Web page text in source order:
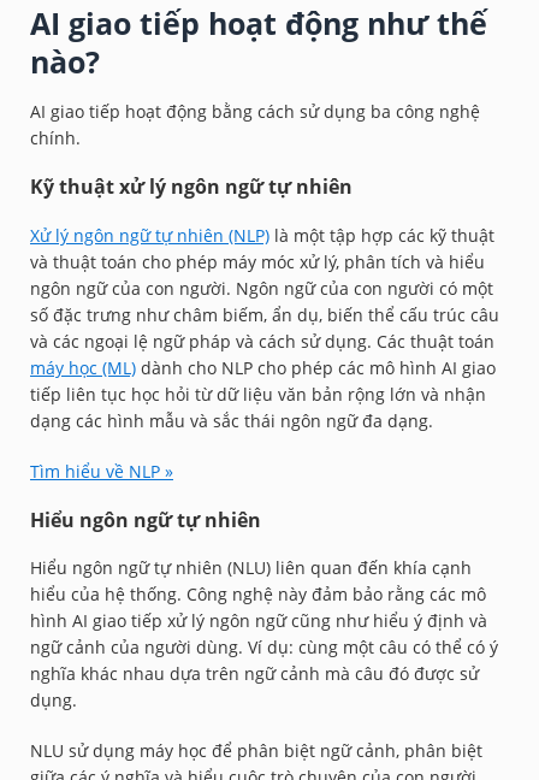
AI giao tiếp hoạt động như thế
nào?
AI giao tiếp hoạt động bằng cách sử dụng ba công nghệ
chính.
Kỹ thuật xử lý ngôn ngữ tự nhiên
Xử lý ngôn ngữ tự nhiên (NLP) là một tập hợp các kỹ thuật
và thuật toán cho phép máy móc xử lý, phân tích và hiểu
ngôn ngữ của con người. Ngôn ngữ của con người có một
số đặc trưng như châm biếm, ẩn dụ, biến thể cấu trúc câu
và các ngoại lệ ngữ pháp và cách sử dụng. Các thuật toán
máy học (ML) dành cho NLP cho phép các mô hình AI giao
tiếp liên tục học hỏi từ dữ liệu văn bản rộng lớn và nhận
dạng các hình mẫu và sắc thái ngôn ngữ đa dạng.
Tìm hiểu về NLP »
Hiểu ngôn ngữ tự nhiên
Hiểu ngôn ngữ tự nhiên (NLU) liên quan đến khía cạnh
hiểu của hệ thống. Công nghệ này đảm bảo rằng các mô
hình AI giao tiếp xử lý ngôn ngữ cũng như hiểu ý định và
ngữ cảnh của người dùng. Ví dụ: cùng một câu có thể có ý
nghĩa khác nhau dựa trên ngữ cảnh mà câu đó được sử
dụng.
NLU sử dụng máy học để phân biệt ngữ cảnh, phân biệt